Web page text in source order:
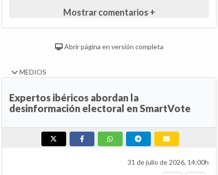
Mostrar comentarios +
Abrir página en versión completa
MEDIOS
Expertos ibéricos abordan la
desinformación electoral en SmartVote
31 de julio de 2026, 14:00h